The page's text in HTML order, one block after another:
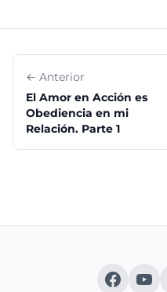
← Anterior
El Amor en Acción es
Obediencia en mi
Relación. Parte 1